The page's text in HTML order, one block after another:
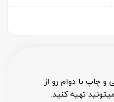
و چاپ با دوام رو از
تهیه کنید.